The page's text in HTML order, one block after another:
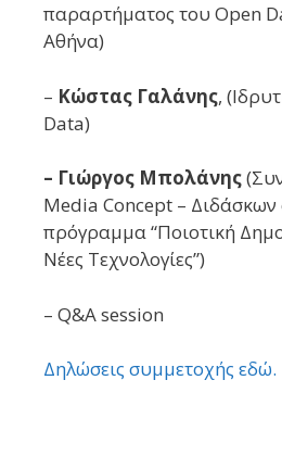
παραρτήματος του Open
Αθήνα)
– Κώστας Γαλάνης,
Data)
– Γιώργος Μπολάνης
Media Concept – Διδάσκων
πρόγραμμα “Ποιοτική
Νέες Τεχνολογίες”)
– Q&A session
Δηλώσεις συμμετοχής εδώ.